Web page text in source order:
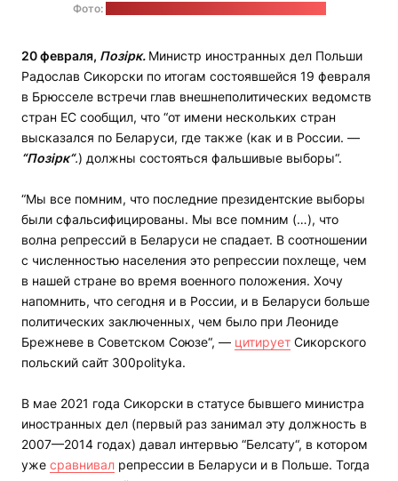
Фото:
20 февраля, Позірк. Министр иностранных дел Польши
Радослав Сикорски по итогам состоявшейся 19 февраля
в Брюсселе встречи глав внешнеполитических ведомств
стран ЕС сообщил, что “от имени нескольких стран
высказался по Беларуси, где также (как и в России. —
“Позірк“.) должны состояться фальшивые выборы“.
“Мы все помним, что последние президентские выборы
были сфальсифицированы. Мы все помним (…), что
волна репрессий в Беларуси не спадает. В соотношении
с численностью населения это репрессии похлеще, чем
в нашей стране во время военного положения. Хочу
напомнить, что сегодня и в России, и в Беларуси больше
политических заключенных, чем было при Леониде
Брежневе в Советском Союзе“, — цитирует Сикорского
польский сайт 300polityka.
В мае 2021 года Сикорски в статусе бывшего министра
иностранных дел (первый раз занимал эту должность в
2007—2014 годах) давал интервью “Белсату“, в котором
уже сравнивал репрессии в Беларуси и в Польше. Тогда